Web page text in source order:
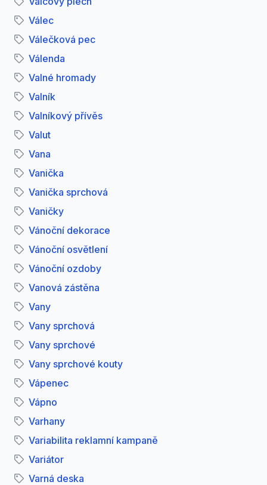
Válec
Válečková pec
Válenda
Valné hromady
Valník
Valníkový přívěs
Valut
Vana
Vanička
Vanička sprchová
Vaničky
Vánoční dekorace
Vánoční osvětlení
Vánoční ozdoby
Vanová zástěna
Vany
Vany sprchová
Vany sprchové
Vany sprchové kouty
Vápenec
Vápno
Varhany
Variabilita reklamní kampaně
Variátor
Varná deska